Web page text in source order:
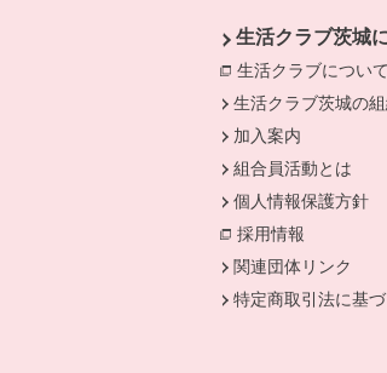
生活クラブ茨城
生活クラブについて
生活クラブ茨城の
加入案内
組合員活動とは
個人情報保護方針
採用情報
関連団体リンク
特定商取引法に基